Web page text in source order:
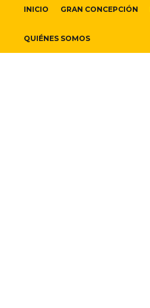
INICIO GRAN CONCEPCIÓN
QUIÉNES SOMOS